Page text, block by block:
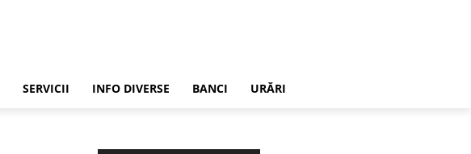
SERVICII INFO DIVERSE BANCI URĂRI